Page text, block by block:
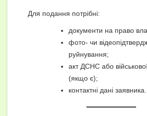
Для подання потрібні:
документи на право
фото- чи
руйнування;
акт ДСНС або військової
(якщо є);
контактні дані заявника.